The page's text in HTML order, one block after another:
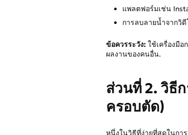
แพลตฟอร์มเช่น
การลบลายน้ำจากวิ
ข้อควรระวัง: ใช้เครื่องมือ
ผลงานของคนอื่น.
ส่วนที่ 2. วิธี
ครอบตัด)
หนึ่งในวิธีที่ง่ายที่สุดในการ